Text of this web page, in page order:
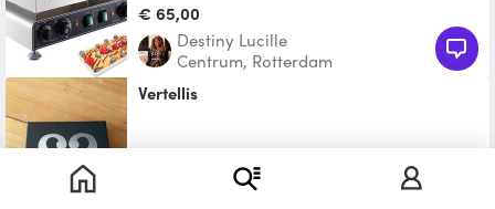
€ 65,00
Destiny Lucille
Centrum, Rotterdam
Vertellis